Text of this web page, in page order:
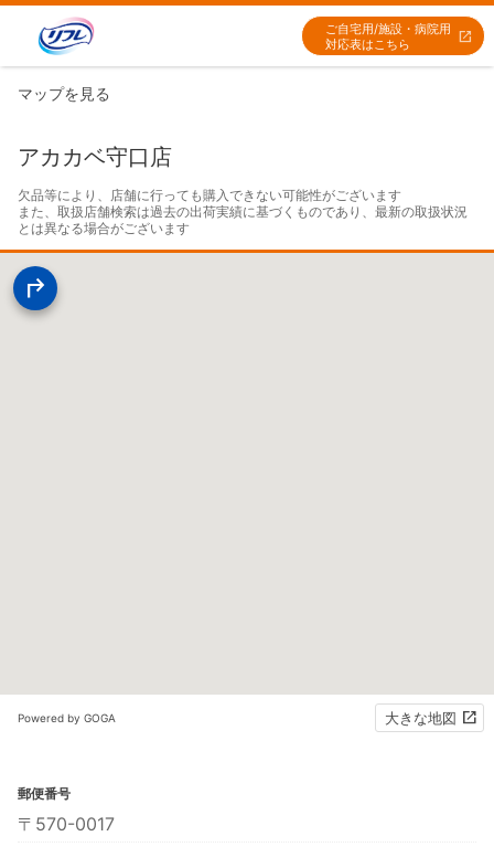
ご自宅用/施設・病院用
対応表はこちら
マップを見る
アカカベ守口店
欠品等により、店舗に行っても購入できない可能性がございます
また、取扱店舗検索は過去の出荷実績に基づくものであり、最新の取扱状況
とは異なる場合がございます
Powered by GOGA 大きな地図
郵便番号
〒570-0017